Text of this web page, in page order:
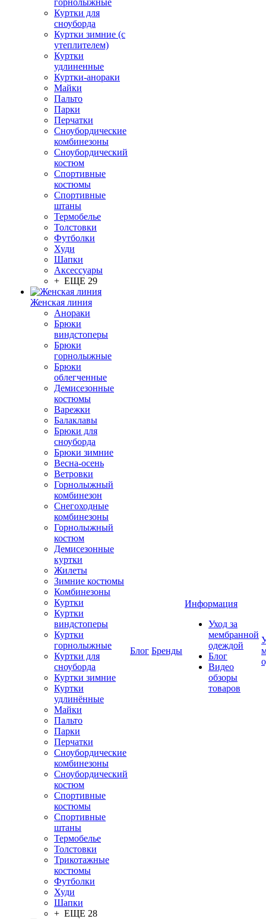
горнолыжные
Куртки для
сноуборда
Куртки зимние (с
утеплителем)
Куртки
удлиненные
Куртки-анораки
Майки
Пальто
Парки
Перчатки
Сноубордические
комбинезоны
Сноубордический
костюм
Спортивные
костюмы
Спортивные
штаны
Термобелье
Толстовки
Футболки
Худи
Шапки
Аксессуары
+ ЕЩЕ 29
Женская линия
Анораки
Брюки
виндстоперы
Брюки
горнолыжные
Брюки
облегченные
Демисезонные
костюмы
Варежки
Балаклавы
Брюки для
сноуборда
Брюки зимние
Весна-осень
Ветровки
Горнолыжный
комбинезон
Снегоходные
комбинезоны
Горнолыжный
костюм
Демисезонные
куртки
Жилеты
Зимние костюмы
Комбинезоны
Куртки
Куртки
виндстоперы
Куртки
горнолыжные
Куртки для
сноуборда
Куртки зимние
Куртки
удлинённые
Майки
Пальто
Парки
Перчатки
Сноубордические
комбинезоны
Сноубордический
костюм
Спортивные
костюмы
Спортивные
штаны
Термобелье
Толстовки
Трикотажные
костюмы
Футболки
Худи
Шапки
+ ЕЩЕ 28
Блог Бренды
Информация
Уход за
мембранной
одеждой
Блог
Видео
обзоры
товаров